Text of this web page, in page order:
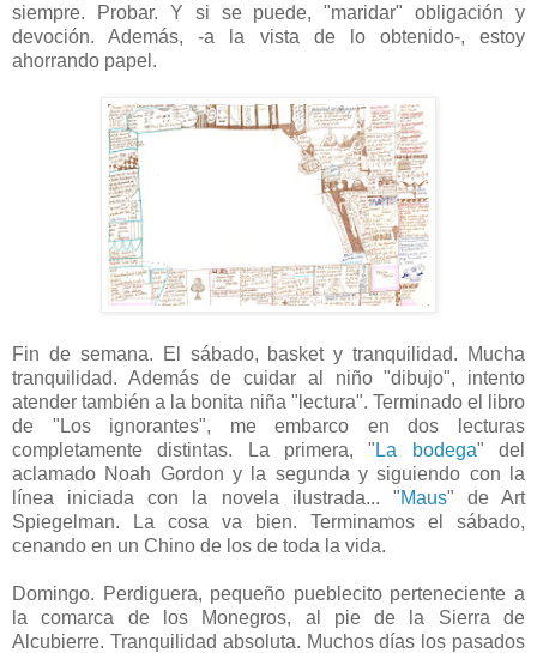
siempre. Probar. Y si se puede, "maridar" obligación y
devoción. Además, -a la vista de lo obtenido-, estoy
ahorrando papel.
Fin de semana. El sábado, basket y tranquilidad. Mucha
tranquilidad. Además de cuidar al niño "dibujo", intento
atender también a la bonita niña "lectura". Terminado el libro
de "Los ignorantes", me embarco en dos lecturas
completamente distintas. La primera, " La bodega" del
aclamado Noah Gordon y la segunda y siguiendo con la
línea iniciada con la novela ilustrada... "Maus" de Art
Spiegelman. La cosa va bien. Terminamos el sábado,
cenando en un Chino de los de toda la vida.
Domingo. Perdiguera, pequeño pueblecito perteneciente a
la comarca de los Monegros, al pie de la Sierra de
Alcubierre. Tranquilidad absoluta. Muchos días los pasados